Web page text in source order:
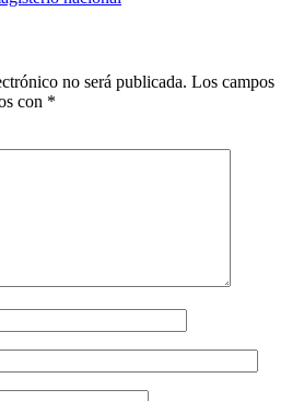
no será publicada. Los campos
con *